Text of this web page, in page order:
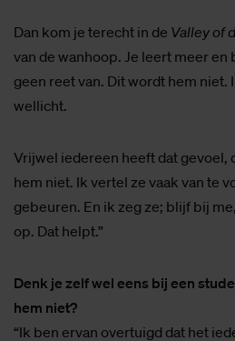
Dan kom je terecht in de Valley of
van de wanhoop. Je leert meer
geen reet van. Dit wordt hem niet.
wellicht.
Vrijwel iedereen heeft dat gevoel,
hem niet. Ik vertel ze vaak van te
gebeuren. En ik zeg ze; blijf bij
op. Dat helpt.”
Denk je zelf wel eens bij een
hem niet?
“Ik ben ervan overtuigd dat het